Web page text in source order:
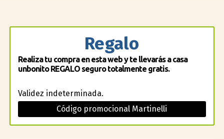
Regalo
Realiza tu compra en esta web y te llevarás a casa
unbonito REGALO seguro totalmente gratis.
Validez indeterminada.
Código promocional Martinelli